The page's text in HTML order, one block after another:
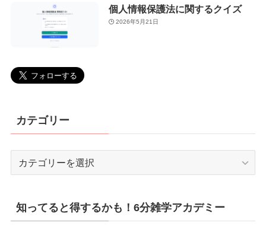
個人情報保護法に関するクイズ
2026年5月21日
カテゴリー
リ
ー
知ってると得するかも！6分雑学アカデミー